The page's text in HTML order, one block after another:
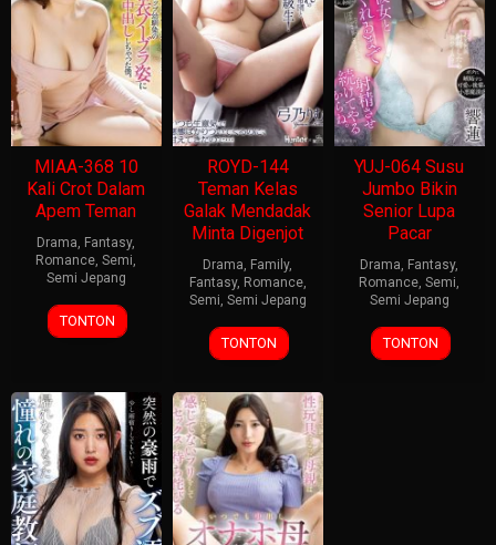
MIAA-368 10
Kali Crot Dalam
Apem Teman
Drama, Fantasy,
Romance,Semi,
Semi Jepang
TONTON
ROYD-144
Teman Kelas
Galak Mendadak
Minta Digenjot
Drama, Family,
Fantasy, Romance,
Semi, Semi Jepang
TONTON
YUJ-064 Susu
Jumbo Bikin
Senior Lupa
Pacar
Drama, Fantasy,
Romance,Semi,
Semi Jepang
TONTON